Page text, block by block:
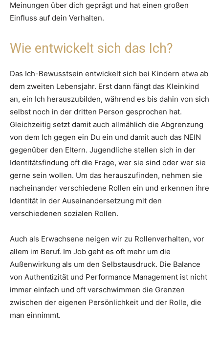
Meinungen über dich geprägt und hat einen großen
Einfluss auf dein Verhalten.
Wie entwickelt sich das Ich?
Das Ich-Bewusstsein entwickelt sich bei Kindern etwa ab
dem zweiten Lebensjahr. Erst dann fängt das Kleinkind
an, ein Ich herauszubilden, während es bis dahin von sich
selbst noch in der dritten Person gesprochen hat.
Gleichzeitig setzt damit auch allmählich die Abgrenzung
von dem Ich gegen ein Du ein und damit auch das NEIN
gegenüber den Eltern. Jugendliche stellen sich in der
Identitätsfindung oft die Frage, wer sie sind oder wer sie
gerne sein wollen. Um das herauszufinden, nehmen sie
nacheinander verschiedene Rollen ein und erkennen ihre
Identität in der Auseinandersetzung mit den
verschiedenen sozialen Rollen.
Auch als Erwachsene neigen wir zu Rollenverhalten, vor
allem im Beruf. Im Job geht es oft mehr um die
Außenwirkung als um den Selbstausdruck. Die Balance
von Authentizität und Performance Management ist nicht
immer einfach und oft verschwimmen die Grenzen
zwischen der eigenen Persönlichkeit und der Rolle, die
man einnimmt.